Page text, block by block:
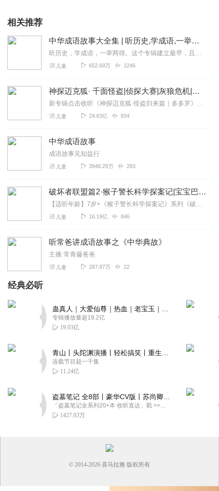
相关推荐
中华成语故事大全集 | 听历史,学成语,一举两得
听历史，学成语，一举两得。这个专辑建立最早，且最初为手机录制，水平低，音量小，录得不好。换了设备之后，又把前七百条音频一条一条重新录制替换了一遍。有不少听众朋友...
儿童 652.69万 2246
神探迈克狐· 千面怪盗|侦探大赛|灰狼危机|多多罗
新专辑点击收听《神探迈克狐·怪盗归来篇｜多多罗》！！！>>>点击进入主播橱窗购买《神探迈克狐》系列图书吧!<<<多多罗故事【点击前往】收听多多罗其他好玩有趣的故...
儿童 24.63亿 834
中华成语故事
成语故事见知益行
儿童 3948.29万 283
破坏者联盟篇2·猴子警长科学探案记|宝宝巴士故事
【适听年龄】7岁+《猴子警长科学探案记》系列《破坏者联盟篇1·猴子警长科学探案记》>>>《破坏者联盟篇2·猴子警长科学探案记》>>>《破坏者联盟篇3·猴子警长科...
儿童 16.19亿 846
听常爸讲成语故事之《中华典故》
主播:常青藤爸爸
儿童 287.87万 22
经典必听
专辑播放量超19.2亿
19.03亿
连载节目超一千集
11.24亿
「盗墓笔记全系列20+本 收听直达」戳 >>改编自南派三叔同名作品，腾讯音乐娱乐集团出品，冠声文化制作，...
1427.03万
© 2014-2026 喜马拉雅 版权所有